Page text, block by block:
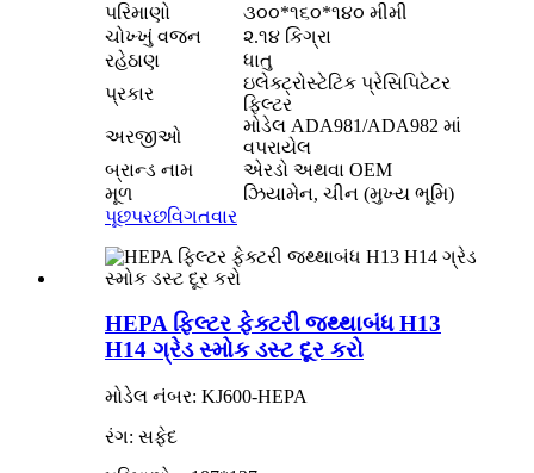
પરિમાણો
૩૦૦*૧૬૦*૧૪૦ મીમી
ચોખ્ખું વજન
૨.૧૪ કિગ્રા
રહેઠાણ
ધાતુ
પ્રકાર
ઇલેક્ટ્રોસ્ટેટિક પ્રેસિપિટેટર
ફિલ્ટર
અરજીઓ
મોડેલ ADA981/ADA982 માં
વપરાયેલ
બ્રાન્ડ નામ
એરડો અથવા OEM
મૂળ
ઝિયામેન, ચીન (મુખ્ય ભૂમિ)
પૂછપરછવિગતવાર
HEPA ફિલ્ટર ફેક્ટરી જથ્થાબંધ H13
H14 ગ્રેડ સ્મોક ડસ્ટ દૂર કરો
મોડેલ નંબર: KJ600-HEPA
રંગ: સફેદ